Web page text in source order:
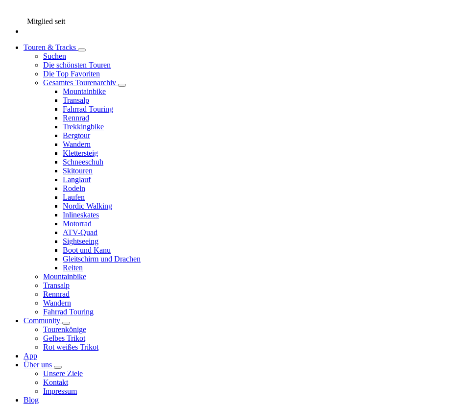
Mitglied seit
Touren & Tracks
Suchen
Die schönsten Touren
Die Top Favoriten
Gesamtes Tourenarchiv
Mountainbike
Transalp
Fahrrad Touring
Rennrad
Trekkingbike
Bergtour
Wandern
Klettersteig
Schneeschuh
Skitouren
Langlauf
Rodeln
Laufen
Nordic Walking
Inlineskates
Motorrad
ATV-Quad
Sightseeing
Boot und Kanu
Gleitschirm und Drachen
Reiten
Mountainbike
Transalp
Rennrad
Wandern
Fahrrad Touring
Community
Tourenkönige
Gelbes Trikot
Rot weißes Trikot
App
Über uns
Unsere Ziele
Kontakt
Impressum
Blog